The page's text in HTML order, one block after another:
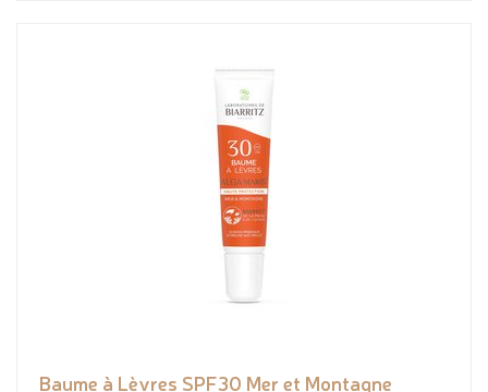
Baume à Lèvres SPF30 Mer et Montagne